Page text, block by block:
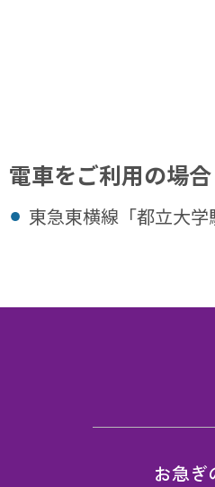
電⾞をご利⽤の場合
東急東横線「都立大
お急ぎ